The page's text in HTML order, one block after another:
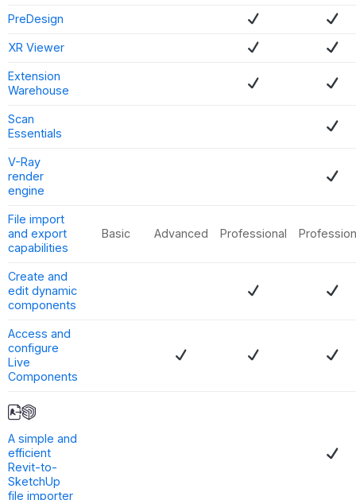
PreDesign
XR Viewer
Extension
Warehouse
Scan
Essentials
V-Ray
render
engine
File import
and export
capabilities
Basic Advanced Professional
Create and
edit dynamic
components
Access and
configure
Live
Components
A simple and
efficient
Revit-to-
SketchUp
file importer